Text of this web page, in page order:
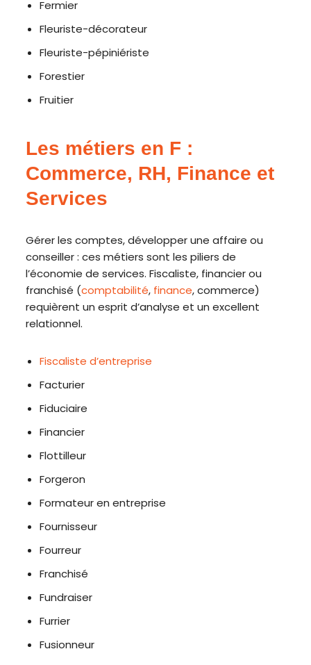
Fermier
Fleuriste-décorateur
Fleuriste-pépiniériste
Forestier
Fruitier
Les métiers en F :
Commerce, RH, Finance et
Services
Gérer les comptes, développer une affaire ou
conseiller : ces métiers sont les piliers de
l’économie de services. Fiscaliste, financier ou
franchisé (comptabilité, finance, commerce)
requièrent un esprit d’analyse et un excellent
relationnel.
Fiscaliste d’entreprise
Facturier
Fiduciaire
Financier
Flottilleur
Forgeron
Formateur en entreprise
Fournisseur
Fourreur
Franchisé
Fundraiser
Furrier
Fusionneur